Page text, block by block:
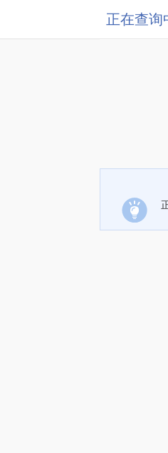
正在查询